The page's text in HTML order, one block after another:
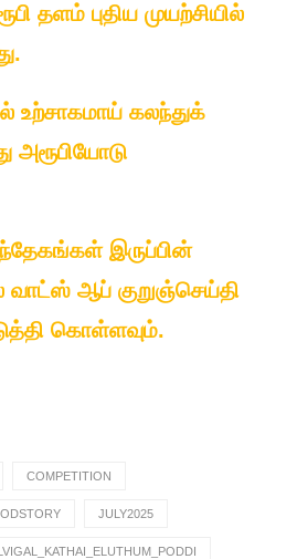
தளம் புதிய முயற்சியில்
உற்சாகமாய் கலந்துக்
இருப்பின்
வாட்ஸ் ஆப் குறுஞ்செய்தி
கொள்ளவும்.
COMPETITION
JULY2025